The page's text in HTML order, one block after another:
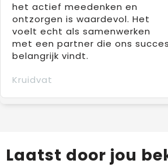
het actief meedenken en
ontzorgen is waardevol. Het
voelt echt als samenwerken
met een partner die ons succes
belangrijk vindt.
Kruidvat
Laatst door jou